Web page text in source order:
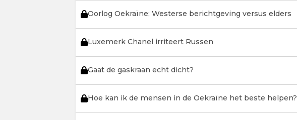
Oorlog Oekraïne; Westerse berichtgeving versus elders
Luxemerk Chanel irriteert Russen
Gaat de gaskraan echt dicht?
Hoe kan ik de mensen in de Oekraïne het beste helpen?